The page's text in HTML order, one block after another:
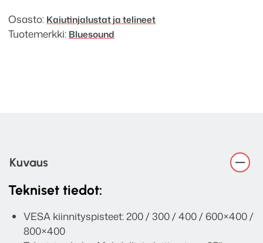
Osasto: Kaiutinjalustat ja telineet
Tuotemerkki: Bluesound
Kuvaus
Tekniset tiedot:
VESA kiinnityspisteet: 200 / 300 / 400 / 600×400 /
800×400